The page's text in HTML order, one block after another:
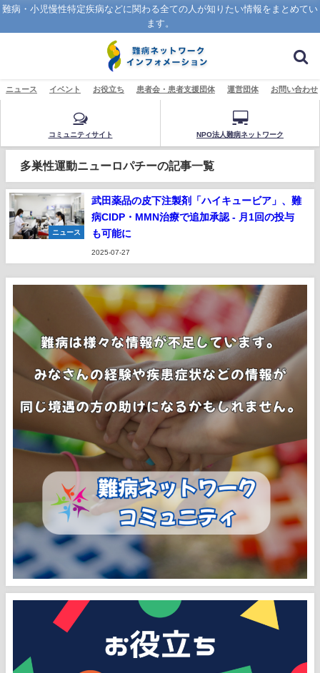
難病・小児慢性特定疾病などに関わる全ての人が知りたい情報をまとめてい
ます。
ニュース イベント お役立ち 患者会・患者支援団体 運営団体 お問い合わせ
コミュニティサイト NPO法人難病ネットワーク
多巣性運動ニューロパチーの記事一覧
ニュース
武田薬品の皮下注製剤「ハイキュービア」、難
病CIDP・MMN治療で追加承認 - 月1回の投与
も可能に
2025-07-27